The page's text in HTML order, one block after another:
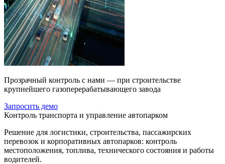
Прозрачный контроль с нами — при строительстве
крупнейшего газоперерабатывающего завода
Запросить демо
Контроль транспорта и управление автопарком
Решение для логистики, строительства, пассажирских
перевозок и корпоративных автопарков: контроль
местоположения, топлива, технического состояния и работы
водителей.